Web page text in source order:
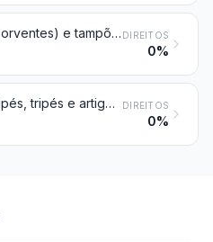
Pensos (Absorventes) e tampões higiénicos, cueiros, fraldas e artigos higiénicos semelhantes, de qualquer matéria DIREITOS
0%
Monopés, bipés, tripés e artigos semelhantes DIREITOS
0%